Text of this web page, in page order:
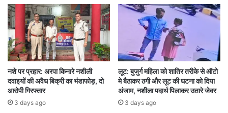
नशे पर प्रहार: अरपा किनारे नशीली
दवाइयों की अवैध बिक्री का भंडाफोड़, दो
आरोपी गिरफ्तार
3 days ago
लूट: बुजुर्ग महिला को शातिर तरीके से ऑटो
मे बैठाकर ठगी और लूट की घटना को दिया
अंजाम, नशीला पदार्थ पिलाकर उतारे जेवर
3 days ago